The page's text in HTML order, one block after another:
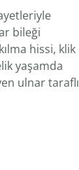
bileği
hissi, klik
yaşamda
ulnar taraflı